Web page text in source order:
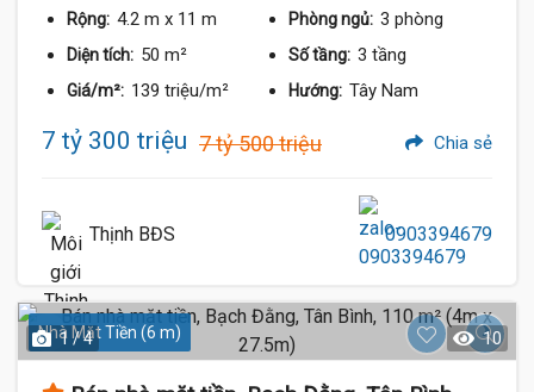
Rộng: 4.2 m x 11 m Phòng ngủ: 3 phòng
Diện tích: 50 m² Số tầng: 3 tầng
Giá/m²: 139 triệu/m² Hướng: Tây Nam
7 tỷ 300 triệu 7 tỷ 500 triệu Chia sẻ
Thịnh BĐS 0903394679
Nhà Mặt Tiền (6 m)
1 / 4 10